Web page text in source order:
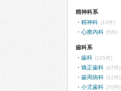
精神科系
精神科 (13件)
心療内科 (5件)
歯科系
歯科 (105件)
矯正歯科 (47件)
歯周病科 (12件)
小児歯科 (70件)